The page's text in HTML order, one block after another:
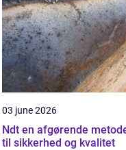
03 june 2026
Ndt en afgørende metode
til sikkerhed og kvalitet